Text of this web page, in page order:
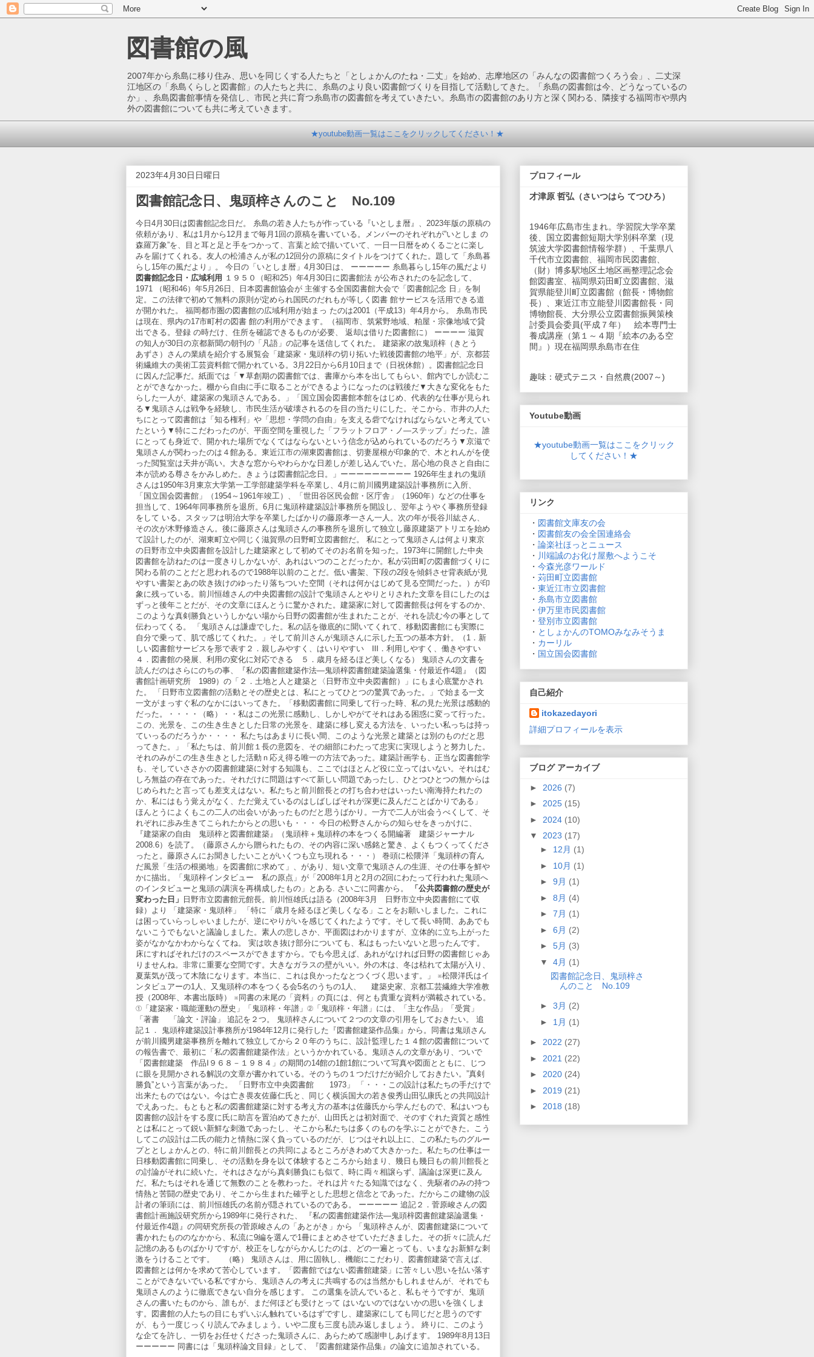
図書館の風
2007年から糸島に移り住み、思いを同じくする人たちと「としょかんのたね・二丈」を始め、志摩地区の「みんなの図書館つくろう会」、二丈深
江地区の「糸島くらしと図書館」の人たちと共に、糸島のより良い図書館づくりを目指して活動してきた。「糸島の図書館は今、どうなっているの
か」、糸島図書館事情を発信し、市民と共に育つ糸島市の図書館を考えていきたい。糸島市の図書館のあり方と深く関わる、隣接する福岡市や県内
外の図書館についても共に考えていきます。
★youtube動画一覧はここをクリックしてください！★
2023年4月30日日曜日
図書館記念日、鬼頭梓さんのこと No.109
今日4月30日は図書館記念日だ。 糸島の若き人たちが作っている『いとしま暦』、2023年版の原稿の
依頼があり、私は1月から12月まで毎月1回の原稿を書いている。メンバーのそれぞれが”いとしま の
森羅万象”を、目と耳と足と手をつかって、言葉と絵で描いていて、一日一日暦をめくるごとに楽し
みを届けてくれる。友人の松浦さんが私の12回分の原稿にタイトルをつけてくれた。題して「糸島暮
らし15年の風だより」。 今日の「いとしま暦」4月30日は、 ーーーーー 糸島暮らし15年の風だより
図書館記念日・広域利用 １９５０（昭和25）年4月30日に図書館法 が公布されたのを記念して、
1971 （昭和46）年5月26日、日本図書館協会が 主催する全国図書館大会で「図書館記念 日」を制
定。この法律で初めて無料の原則が定められ国民のだれもが等しく図書 館サービスを活用できる道
が開かれた。 福岡都市圏の図書館の広域利用が始まっ たのは2001（平成13）年4月から。 糸島市民
は現在、県内の17市町村の図書 館の利用ができます。（福岡市、筑紫野地域、粕屋・宗像地域で貸
出できる。登録 の時だけ、住所を確認できるものが必要、 返却は借りた図書館に） ーーーー 滋賀
の知人が30日の京都新聞の朝刊の「凡語」の記事を送信してくれた。 建築家の故鬼頭梓（きとう
あずさ）さんの業績を紹介する展覧会「建築家・鬼頭梓の切り拓いた戦後図書館の地平」が、京都芸
術繊維大の美術工芸資料館で開かれている。3月22日から6月10日まで（日祝休館）。図書館記念日
に因んだ記事だ。紙面では「▼草創期の図書館では、書庫から本を出してもらい、館内でしか読むこ
とができなかった。棚から自由に手に取ることができるようになったのは戦後だ▼大きな変化をもた
らした一人が、建築家の鬼頭さんである。」「国立国会図書館本館をはじめ、代表的な仕事が見られ
る▼鬼頭さんは戦争を経験し、市民生活が破壊されるのを目の当たりにした。そこから、市井の人た
ちにとって図書館は「知る権利」や「思想・学問の自由」を支える砦でなければならないと考えてい
たという▼特にこだわったのが、平面空間を重視した「フラットフロア・ノ―ステップ」だった。誰
にとっても身近で、開かれた場所でなくてはならないという信念が込められているのだろう▼京滋で
鬼頭さんが関わったのは４館ある。東近江市の湖東図書館は、切妻屋根が印象的で、木とれんがを使
った閲覧室は天井が高い。大きな窓からやわらかな日差しが差し込んでいた。居心地の良さと自由に
本が読める尊さをかみしめた。きょうは図書館記念日。」ーーーーーーーーー 1926年生まれの鬼頭
さんは1950年3月東京大学第一工学部建築学科を卒業し、4月に前川國男建築設計事務所に入所、
「国立国会図書館」（1954～1961年竣工）、「世田谷区民会館・区庁舎」（1960年）などの仕事を
担当して、1964年同事務所を退所。6月に鬼頭梓建築設計事務所を開設し、翌年ようやく事務所登録
をして いる。スタッフは明治大学を卒業したばかりの藤原孝一さん一人。次の年が長谷川紘さん、
その次が木野修造さん。後に藤原さんは鬼頭さんの事務所を退所して独立し藤原建築アトリエを始め
て設計したのが、湖東町立や同じく滋賀県の日野町立図書館だ。 私にとって鬼頭さんは何より東京
の日野市立中央図書館を設計した建築家として初めてそのお名前を知った。1973年に開館した中央
図書館を訪ねたのは一度きりしかないが、あれはいつのことだったか。私が苅田町の図書館づくりに
関わる前のことだと思われるので1988年以前のことだ。低い書架、下段の2段を傾斜させ背表紙が見
やすい書架とあの吹き抜けのゆったり落ちついた空間（それは何かはじめて見る空間だった。）が印
象に残っている。前川恒雄さんの中央図書館の設計で鬼頭さんとやりとりされた文章を目にしたのは
ずっと後年ことだが、その文章にほんとうに驚かされた。建築家に対して図書館長は何をするのか、
このような真剣勝負というしかない場から日野の図書館が生まれたことが、それを読む今の事として
伝わってくる。 「鬼頭さんは謙虚でした。私の話を徹底的に聞いてくれて、移動図書館にも実際に
自分で乗って、肌で感じてくれた。」そして前川さんが鬼頭さんに示した五つの基本方針。（1．新
しい図書館サービスを形で表す２．親しみやすく、はいりやすい Ⅲ．利用しやすく、働きやすい
４．図書館の発展、利用の変化に対応できる ５．歳月を経るほど美しくなる） 鬼頭さんの文書を
読んだのはさらにのちの事、『私の図書館建築作法―鬼頭梓図書館建築論選集・付最近作4題』（図
書館計画研究所 1989）の「２．土地と人と建築と〈日野市立中央図書館）」にもま心底驚かされ
た。 「日野市立図書館の活動とその歴史とは、私にとってひとつの驚異であった。」で始まる一文
一文がまっすぐ私のなかにはいってきた。「移動図書館に同乗して行った時、私の見た光景は感動的
だった。・・・・（略）・・私はこの光景に感動し、しかしやがてそれはある困惑に変って行った。
この、光景を、この生き生きとした日常の光景を、建築に移し変える方法を、いったい私っちは持っ
ていっるのだろうか・・・・ 私たちはあまりに長い間、このような光景と建築とは別のものだと思
ってきた。」「私たちは、前川館１長の意図を、その細部にわたって忠実に実現しようと努力した。
それのみがこの生き生きとした活動ｎ応え得る唯一の方法であった。建築計画学も、正当な図書館学
も、そしていささかの図書館建築に対する知識も、ここではほとんど役に立ってはいない。それはむ
しろ無益の存在であった。それだけに問題はすべて新しい問題であったし、ひとつひとつの無からは
じめられたと言っても差支えはない。私たちと前川館長との打ち合わせはいったい南海持たれたの
か、私にはもう覚えがなく、ただ覚えているのはしばしばそれが深更に及んだことばかりである」
ほんとうによくもこの二人の出会いがあったものだと思うばかり。一方で二人が出会うべくして、そ
れぞれに歩み生きてこられたからとの思いも・・・ 今日の松野さんからの知らせをきっかけに、
『建築家の自由 鬼頭梓と図書館建築』（鬼頭梓＋鬼頭梓の本をつくる開編著 建築ジャーナル
2008.6）を読了。（藤原さんから贈られたもの、その内容に深い感銘と驚き、よくもつくってくださ
ったと。藤原さんにお聞きしたいことがいくつも立ち現れる・・・） 巻頭に松隈洋「鬼頭梓の育ん
だ風景「生活の根拠地」を図書館に求めて」、があり、短い文章で鬼頭さんの生涯、その仕事を鮮や
かに描出。「鬼頭梓インタビュー 私の原点」が「2008年1月と2月の2回にわたって行われた鬼頭へ
のインタビューと鬼頭の講演を再構成したもの」とある. さいごに同書から。
「公共図書館の歴史が
変わった日」
日野市立図書館元館長。前川恒雄氏は語る（2008年3月 日野市立中央図書館にて収
録）より 「建築家・鬼頭梓」 「特に「歳月を経るほど美しくなる」ことをお願いしました。これに
は困っていらっしゃいましたが、逆にやりがいを感じてくれたようです。そして長い時間、ああでも
ないこうでもないと議論しました。素人の悲しさか、平面図はわかりますが、立体的に立ち上がった
姿がなかなかわからなくてね。 実は吹き抜け部分についても、私はもったいないと思ったんです。
床にすればそれだけのスペースができますから。でも今思えば、あれがなければ日野の図書館じゃあ
りませんね。非常に重要な空間です。大きなガラスの壁がいい。外の木は、冬は枯れて太陽が入り、
夏葉気が茂って木陰になります。本当に、これは良かったなとつくづく思います。」 ※松隈洋氏はイ
ンタビュアーの1人、又鬼頭梓の本をつくる会5名のうちの1人、 建築史家、京都工芸繊維大学准教
授（2008年、本書出版時） ※同書の末尾の「資料」の頁には、何とも貴重な資料が満載されている。
①「建築家・職能運動の歴史」「鬼頭梓・年譜」②「鬼頭梓・年譜」には、「主な作品」「受賞」
「著書 「論文・評論」 追記を２つ。 鬼頭梓さんについて２つの文章の引用をしておきたい。 追
記１． 鬼頭梓建築設計事務所が1984年12月に発行した『図書館建築作品集』から。同書は鬼頭さん
が前川國男建築事務所を離れて独立してから２０年のうちに、設計監理した１４館の図書館について
の報告書で、最初に「私の図書館建築作法」というかかれている。鬼頭さんの文章があり、ついで
「図書館建築 作品Ⅰ９６８－１９８４」の期間の14館の1館1館について写真や図面とともに、じつ
に眼を見開かされる解説の文章が書かれている。そのうちの１つだけだが紹介しておきたい。”真剣
勝負”という言葉があった。 「日野市立中央図書館 1973」 「・・・この設計は私たちの手だけで
出来たものではない。今は亡き畏友佐藤仁氏と、同じく横浜国大の若き俊秀山田弘康氏との共同設計
でえあった。もともと私の図書館建築に対する考え方の基本は佐藤氏から学んだもので、私はいつも
図書館の設計をする度に氏に助言を置泊めてきたが、山田氏とは初対面で、そのすぐれた資質と感性
とは私にとって鋭い新鮮な刺激であったし、そこから私たちは多くのものを学ぶことができた。こう
してこの設計は二氏の能力と情熱に深く負っているのだが、じつはそれ以上に、この私たちのグルー
プととしょかんとの、特に前川館長との共同によるところがきわめて大きかった。私たちの仕事は一
日移動図書館に同乗し、その活動を身を以て体験するところから始まり、幾日も幾日もの前川館長と
の討論がそれに続いた。それはさながら真剣勝負にも似て、時に両々相譲らず、議論は深更に及ん
だ。私たちはそれを通じて無数のことを教わった。それは片々たる知識ではなく、先駆者のみの持つ
情熱と苦闘の歴史であり、そこから生まれた確乎とした思想と信念とであった。だからこの建物の設
計者の筆頭には、前川恒雄氏の名前が隠されているのである。 ーーーーー 追記２．菅原峻さんの図
書館計画施設研究所から1989年に発行された、 『私の図書館建築作法―鬼頭梓図書館建築論選集・
付最近作4題』の同研究所長の菅原峻さんの「あとがき」から 「鬼頭梓さんが、図書館建築について
書かれたもののなかから、私流に9編を選んで1冊にまとめさせていただきました。その折々に読んだ
記憶のあるものばかりですが、校正をしながらかんじたのは、どの一遍とっても、いまなお新鮮な刺
激をうけることです。 （略） 鬼頭さんは、用に固執し、機能にこだわり、図書館建築で言えば、
図書館とは何かを求めて苦心しています。「図書館ではない図書館建築」に苦々しい思いを払い落す
ことができないでいる私ですから、鬼頭さんの考えに共鳴するのは当然かもしれませんが、それでも
鬼頭さんのように徹底できない自分を感じます。 この選集を読んでいると、私もそうですが、鬼頭
さんの書いたものから、誰もが、まだ何ほども受けとって はいないのではないかの思いを強くしま
す。図書館の人たちの目にもずいぶん触れているはずですし、建築家にしても同じだと思うのです
が、もう一度じっくり読んでみましょう。いや二度も三度も読み返しましょう。 終りに、このよう
な企てを許し、一切をお任せくださった鬼頭さんに、あらためて感謝申しあげます。 1989年8月13日
ーーーーー 同書には「鬼頭梓論文目録」として、『図書館建築作品集』の論文に追加されている。
プロフィール
才津原 哲弘（さいつはら てつひろ）
1946年広島市生まれ。学習院大学卒業
後、国立図書館短期大学別科卒業（現
筑波大学図書館情報学群）、千葉県八
千代市立図書館、福岡市民図書館、
（財）博多駅地区土地区画整理記念会
館図書室、福岡県苅田町立図書館、滋
賀県能登川町立図書館（館長・博物館
長）、東近江市立能登川図書館長・同
博物館長、大分県公立図書館振興策検
討委員会委員(平成７年） 絵本専門士
養成講座（第１～４期『絵本のある空
間』）現在福岡県糸島市在住
趣味：硬式テニス・自然農(2007～)
Youtube動画
★youtube動画一覧はここをクリック
してください！★
リンク
・ 図書館文庫友の会
・ 図書館友の会全国連絡会
・ 論楽社ほっとニュース
・ 川端誠のお化け屋敷へようこそ
・ 今森光彦ワールド
・ 苅田町立図書館
・ 東近江市立図書館
・ 糸島市立図書館
・ 伊万里市民図書館
・ 登別市立図書館
・ としょかんのTOMOみなみそうま
・ カーリル
・ 国立国会図書館
自己紹介
itokazedayori
詳細プロフィールを表示
ブログ アーカイブ
► 2026 (7)
► 2025 (15)
► 2024 (10)
▼ 2023 (17)
► 12月 (1)
► 10月 (1)
► 9月 (1)
► 8月 (4)
► 7月 (1)
► 6月 (2)
► 5月 (3)
▼ 4月 (1)
図書館記念日、鬼頭梓さ
んのこと No.109
► 3月 (2)
► 1月 (1)
► 2022 (27)
► 2021 (22)
► 2020 (24)
► 2019 (21)
► 2018 (18)